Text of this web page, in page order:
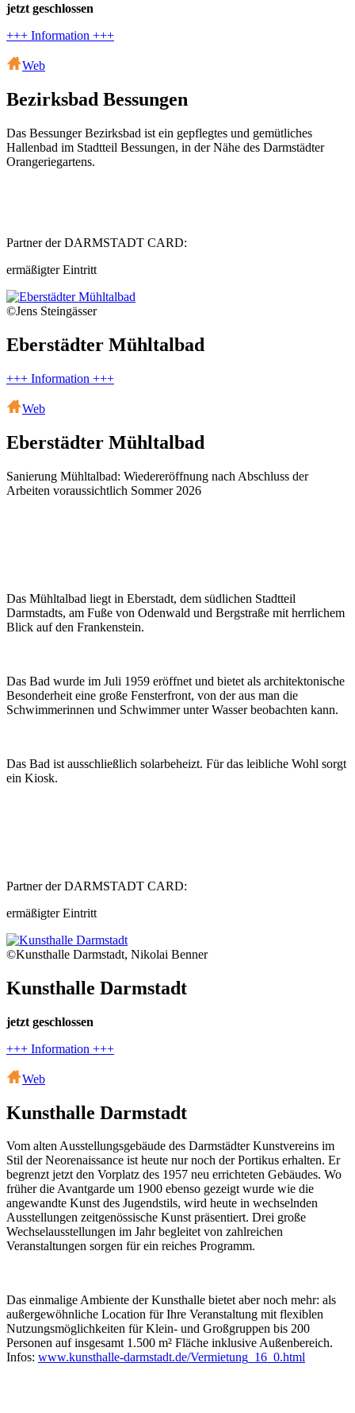
jetzt geschlossen
+++ Information +++
Web
Bezirksbad Bessungen
Das Bessunger Bezirksbad ist ein gepflegtes und gemütliches
Hallenbad im Stadtteil Bessungen, in der Nähe des Darmstädter
Orangeriegartens.
Partner der DARMSTADT CARD:
ermäßigter Eintritt
©Jens Steingässer
Eberstädter Mühltalbad
+++ Information +++
Web
Eberstädter Mühltalbad
Sanierung Mühltalbad: Wiedereröffnung nach Abschluss der
Arbeiten voraussichtlich Sommer 2026
Das Mühltalbad liegt in Eberstadt, dem südlichen Stadtteil
Darmstadts, am Fuße von Odenwald und Bergstraße mit herrlichem
Blick auf den Frankenstein.
Das Bad wurde im Juli 1959 eröffnet und bietet als architektonische
Besonderheit eine große Fensterfront, von der aus man die
Schwimmerinnen und Schwimmer unter Wasser beobachten kann.
Das Bad ist ausschließlich solarbeheizt. Für das leibliche Wohl sorgt
ein Kiosk.
Partner der DARMSTADT CARD:
ermäßigter Eintritt
©Kunsthalle Darmstadt, Nikolai Benner
Kunsthalle Darmstadt
jetzt geschlossen
+++ Information +++
Web
Kunsthalle Darmstadt
Vom alten Ausstellungsgebäude des Darmstädter Kunstvereins im
Stil der Neorenaissance ist heute nur noch der Portikus erhalten. Er
begrenzt jetzt den Vorplatz des 1957 neu errichteten Gebäudes. Wo
früher die Avantgarde um 1900 ebenso gezeigt wurde wie die
angewandte Kunst des Jugendstils, wird heute in wechselnden
Ausstellungen zeitgenössische Kunst präsentiert. Drei große
Wechselausstellungen im Jahr begleitet von zahlreichen
Veranstaltungen sorgen für ein reiches Programm.
Das einmalige Ambiente der Kunsthalle bietet aber noch mehr: als
außergewöhnliche Location für Ihre Veranstaltung mit flexiblen
Nutzungsmöglichkeiten für Klein- und Großgruppen bis 200
Personen auf insgesamt 1.500 m² Fläche inklusive Außenbereich.
Infos: www.kunsthalle-darmstadt.de/Vermietung_16_0.html